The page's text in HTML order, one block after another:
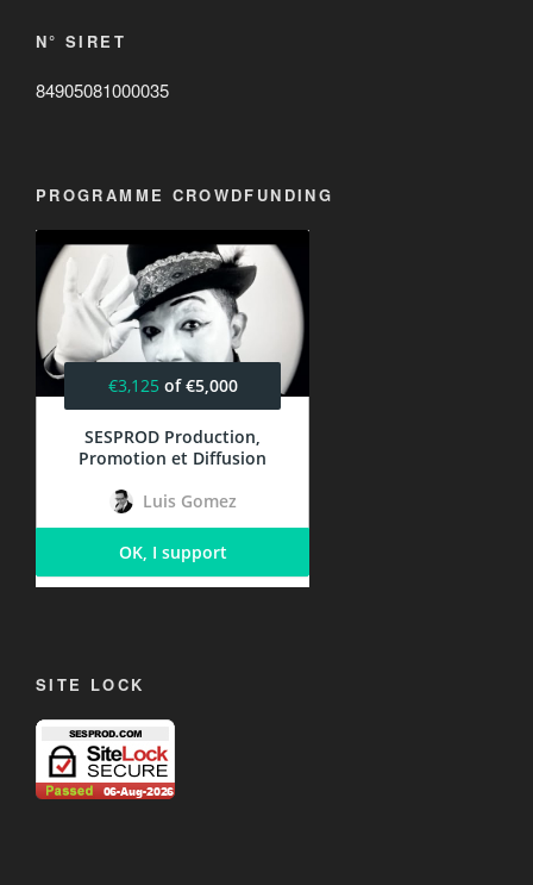
N° SIRET
84905081000035
PROGRAMME CROWDFUNDING
SITE LOCK